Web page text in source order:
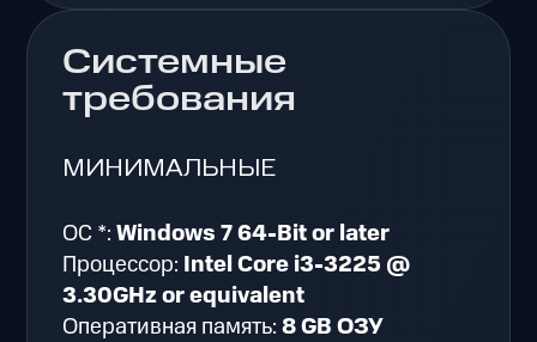
Системные
требования
МИНИМАЛЬНЫЕ
ОС *:Windows 7 64-Bit or later
Процессор: Intel Core i3-3225 @
3.30GHz or equivalent
Оперативная память:8 GB ОЗУ